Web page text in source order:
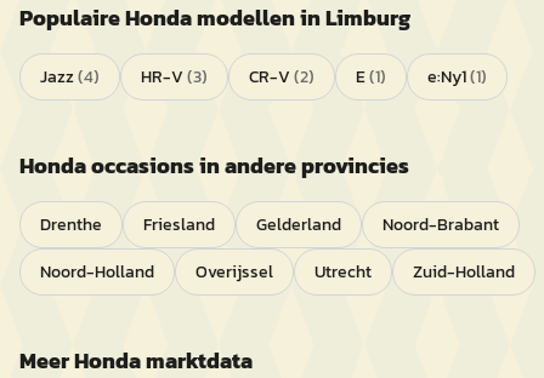
PopulaireHondamodellen inLimburg
Jazz(4) HR-V(3) CR-V(2) E(1) e:Ny1(1)
Hondaoccasions in andere provincies
Drenthe Friesland Gelderland
Noord-Brabant
Noord-Holland
Overijssel Utrecht Zuid-Holland
MeerHondamarktdata